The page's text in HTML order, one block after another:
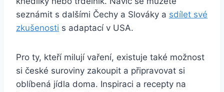
seznámit s dalšími Čechy a Slováky a sdílet své
zkušenosti s adaptací v USA.
Pro ty, kteří milují vaření, existuje také možnost
si české suroviny zakoupit a připravovat si
oblíbená jídla doma. Inspiraci a recepty na